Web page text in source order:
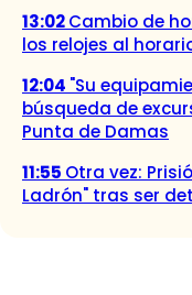
13:02Cambio de
los relojes al
12:04 "Su
búsqueda de
Punta de Damas
11:55 Otra vez:
Ladrón" tras ser